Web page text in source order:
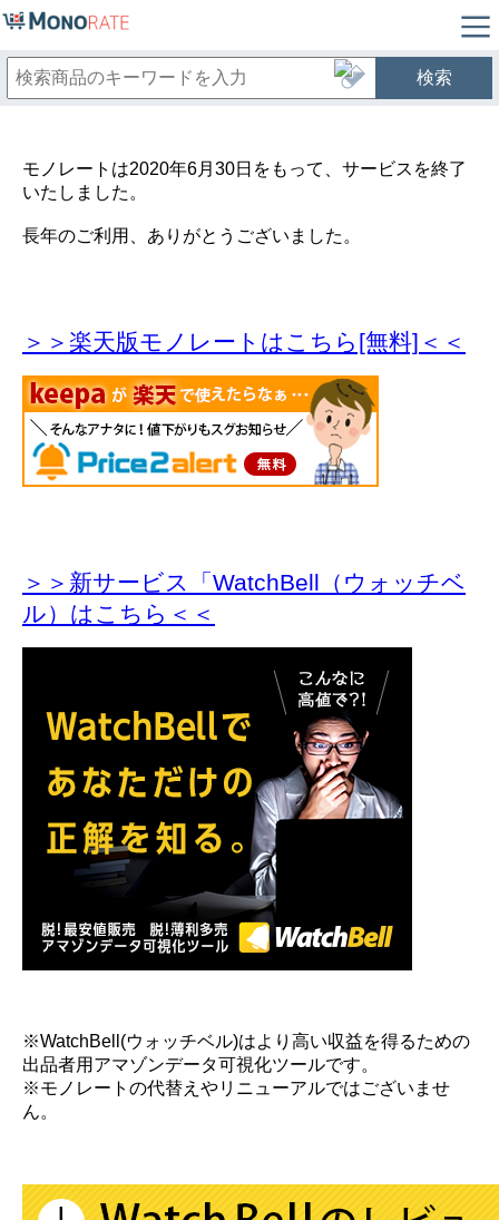
検索
モノレートは2020年6月30日をもって、サービスを終了
いたしました。
長年のご利用、ありがとうございました。
＞＞楽天版モノレートはこちら[無料]＜＜
＞＞新サービス「WatchBell（ウォッチベ
ル）はこちら＜＜
※WatchBell(ウォッチベル)はより高い収益を得るための
出品者用アマゾンデータ可視化ツールです。
※モノレートの代替えやリニューアルではございませ
ん。